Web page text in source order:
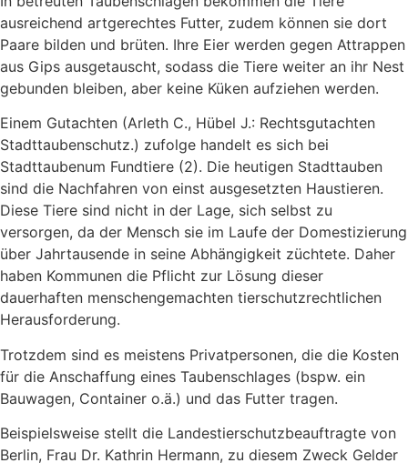
ausreichend artgerechtes Futter, zudem können sie dort
Paare bilden und brüten. Ihre Eier werden gegen Attrappen
aus Gips ausgetauscht, sodass die Tiere weiter an ihr Nest
gebunden bleiben, aber keine Küken aufziehen werden.
Einem Gutachten (Arleth C., Hübel J.: Rechtsgutachten
Stadttaubenschutz.) zufolge handelt es sich bei
Stadttaubenum Fundtiere (2). Die heutigen Stadttauben
sind die Nachfahren von einst ausgesetzten Haustieren.
Diese Tiere sind nicht in der Lage, sich selbst zu
versorgen, da der Mensch sie im Laufe der Domestizierung
über Jahrtausende in seine Abhängigkeit züchtete. Daher
haben Kommunen die Pflicht zur Lösung dieser
dauerhaften menschengemachten tierschutzrechtlichen
Herausforderung.
Trotzdem sind es meistens Privatpersonen, die die Kosten
für die Anschaffung eines Taubenschlages (bspw. ein
Bauwagen, Container o.ä.) und das Futter tragen.
Beispielsweise stellt die Landestierschutzbeauftragte von
Berlin, Frau Dr. Kathrin Hermann, zu diesem Zweck Gelder